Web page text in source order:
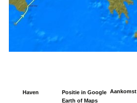
Haven
Positie in Google
Earth of Maps
Aankomst